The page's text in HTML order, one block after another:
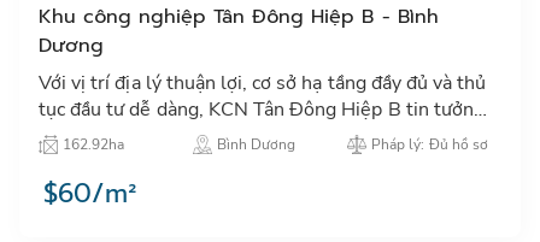
Khu công nghiệp Tân Đông Hiệp B - Bình
Dương
Với vị trí địa lý thuận lợi, cơ sở hạ tầng đầy đủ và thủ
tục đầu tư dễ dàng, KCN Tân Đông Hiệp B tin tưởng
mang đến cho các nhà đầu tư sự hợp tác phát triển
tốt…
162.92ha Bình Dương Pháp lý: Đủ hồ sơ
$60/m²